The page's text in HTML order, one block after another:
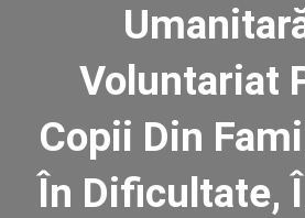
Voluntariat
Copii Din
În Dificultate,